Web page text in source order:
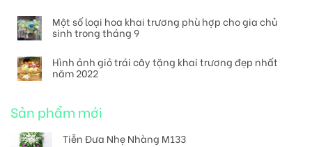
Một số loại hoa khai trương phù hợp cho gia chủ
sinh trong tháng 9
Hình ảnh giỏ trái cây tặng khai trương đẹp nhất
năm 2022
Sản phẩm mới
Tiễn Đưa Nhẹ Nhàng M133